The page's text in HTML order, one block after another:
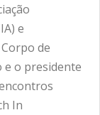
e
de
e o presidente
In